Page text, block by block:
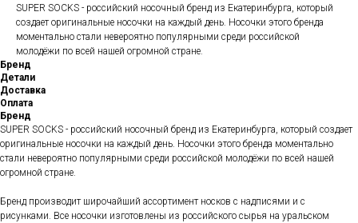
SUPER SOCKS - российский носочный бренд из Екатеринбурга, который
создает оригинальные носочки на каждый день. Носочки этого бренда
моментально стали невероятно популярными среди российской
молодёжи по всей нашей огромной стране.
Бренд
Детали
Доставка
Оплата
Бренд
SUPER SOCKS - российский носочный бренд из Екатеринбурга, который создает
оригинальные носочки на каждый день. Носочки этого бренда моментально
стали невероятно популярными среди российской молодёжи по всей нашей
огромной стране.
Бренд производит широчайший ассортимент носков с надписями и с
рисунками. Все носочки изготовлены из российского сырья на уральском